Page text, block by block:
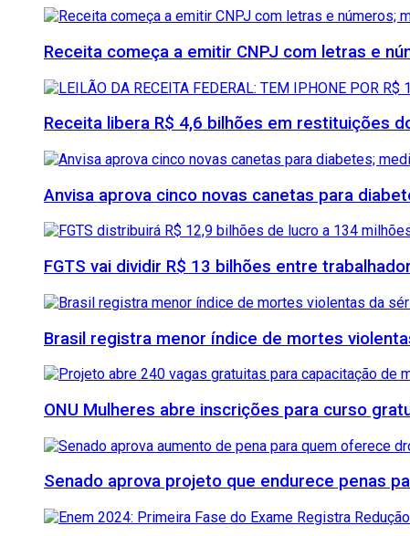
Receita começa a emitir CNPJ com letras e
Receita libera R$ 4,6 bilhões em restituições
Anvisa aprova cinco novas canetas para
FGTS vai dividir R$ 13 bilhões entre
Brasil registra menor índice de mortes
ONU Mulheres abre inscrições para curso
Senado aprova projeto que endurece penas